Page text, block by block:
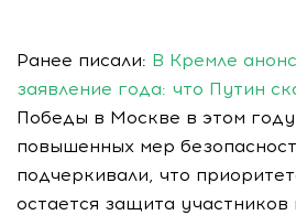
Ранее писали: В Кремле
заявление года: что Путин
Победы в Москве в этом
повышенных мер
подчеркивали, что
остается защита участников